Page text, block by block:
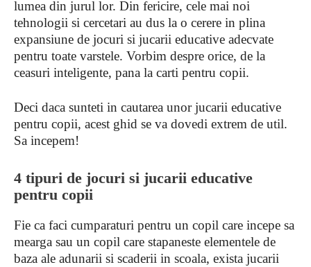
lumea din jurul lor. Din fericire, cele mai noi
tehnologii si cercetari au dus la o cerere in plina
expansiune de jocuri si jucarii educative adecvate
pentru toate varstele. Vorbim despre orice, de la
ceasuri inteligente, pana la carti pentru copii.
Deci daca sunteti in cautarea unor jucarii educative
pentru copii, acest ghid se va dovedi extrem de util.
Sa incepem!
4 tipuri de jocuri si jucarii educative
pentru copii
Fie ca faci cumparaturi pentru un copil care incepe sa
mearga sau un copil care stapaneste elementele de
baza ale adunarii si scaderii in scoala, exista jucarii